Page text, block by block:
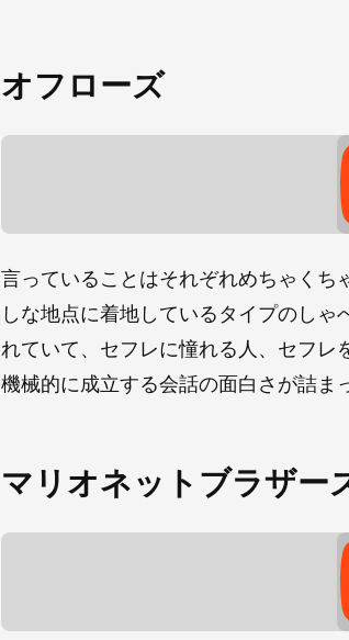
オフローズ
言っていることはそれぞれめちゃくち
しな地点に着地しているタイプのし
れていて、セフレに憧れる人、セフレ
機械的に成立する会話の面白さが詰ま
マリオネットブラザー